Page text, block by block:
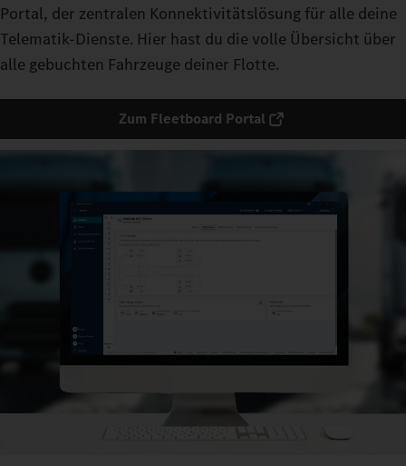
Portal, der zentralen Konnektivitätslösung für alle deine
Telematik-Dienste. Hier hast du die volle Übersicht über
alle gebuchten Fahrzeuge deiner Flotte.
Zum Fleetboard Portal